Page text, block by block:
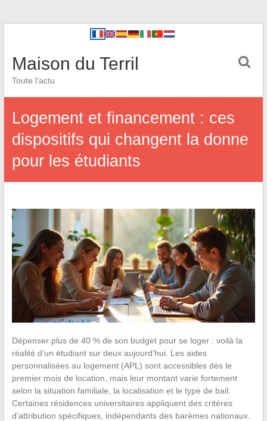
Maison du Terril
Toute l'actu
Logement et financement : ces
dispositifs qui changent la donne
pour les étudiants
Dépenser plus de 40 % de son budget pour se loger : voilà la
réalité d’un étudiant sur deux aujourd’hui. Les aides
personnalisées au logement (APL) sont accessibles dès le
premier mois de location, mais leur montant varie fortement
selon la situation familiale, la localisation et le type de bail.
Certaines résidences universitaires appliquent des critères
d’attribution spécifiques, indépendants des barèmes nationaux.